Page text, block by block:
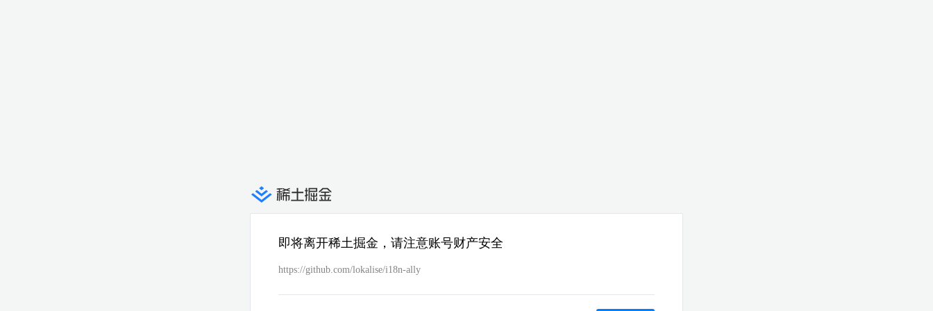
即将离开稀土掘金，请注意账号财产安全
https://github.com/lokalise/i18n-ally